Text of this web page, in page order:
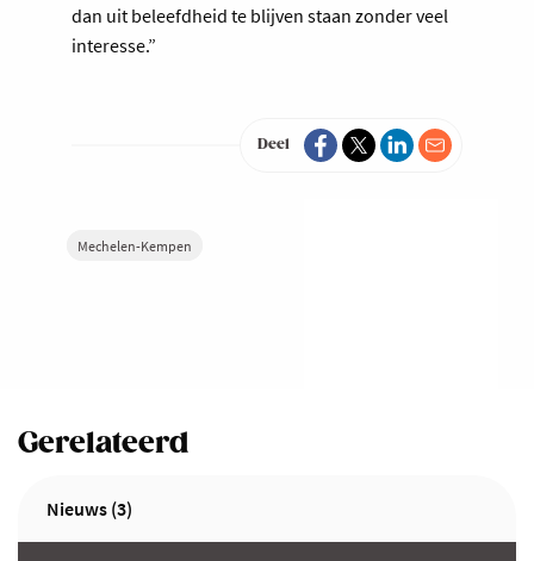
dan uit beleefdheid te blijven staan zonder veel
interesse.”
Deel
Mechelen-Kempen
Gerelateerd
Nieuws (3)